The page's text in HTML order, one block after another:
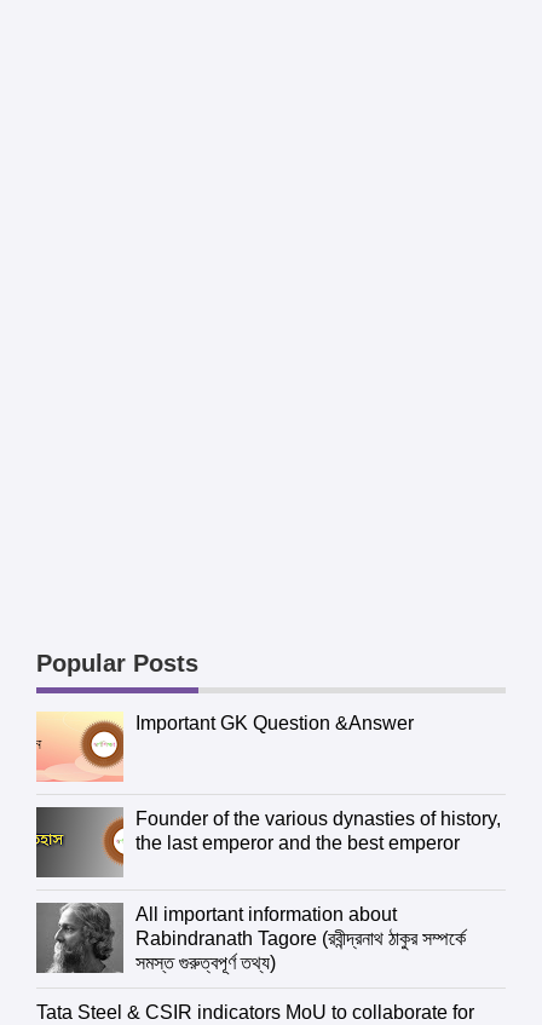
Popular Posts
Important GK Question &Answer
Founder of the various dynasties of history,
the last emperor and the best emperor
All important information about
Rabindranath Tagore (রবীন্দ্রনাথ ঠাকুর সম্পর্কে
সমস্ত গুরুত্বপূর্ণ তথ্য)
Tata Steel & CSIR indicators MoU to collaborate for